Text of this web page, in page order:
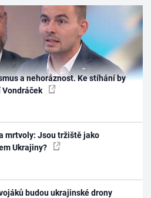
a nehoráznost. Ke stíhání by
Vondráček
mrtvoly: Jsou tržiště jako
Ukrajiny?
budou ukrajinské drony